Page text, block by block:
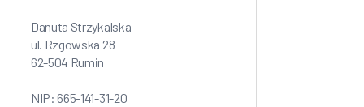
Danuta Strzykalska
ul. Rzgowska 28
62-504 Rumin
NIP: 665-141-31-20